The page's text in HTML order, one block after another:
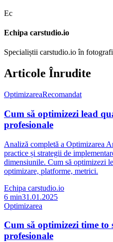
Ec
Echipa carstudio.io
Specialiștii carstudio.io în
Articole Înrudite
OptimizareaRecomandat
Cum să optimizezi lead
profesionale
Analiză completă a Optimizarea
practice și strategii de
dimensiunile. Cum să optimizezi
optimizare, platforme, metrici.
Echipa carstudio.io
6 min31.01.2025
Optimizarea
Cum să optimizezi time to
profesionale